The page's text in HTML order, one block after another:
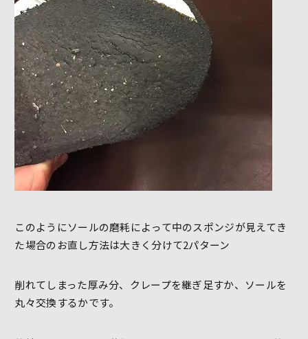
このようにソールの磨耗によって中のスポンジが見えてき
た場合のお直し方法は大きく分けて2パターン
削れてしまった厚み分、クレープを継ぎ足すか、ソールを
丸々交換するかです。